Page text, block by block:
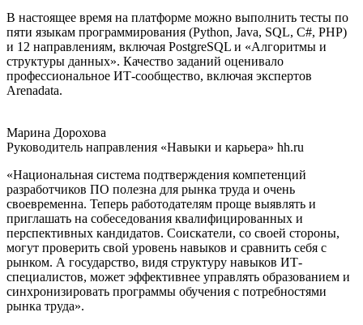
В настоящее время на платформе можно выполнить тесты по
пяти языкам программирования (Python, Java, SQL, C#, PHP)
и 12 направлениям, включая PostgreSQL и «Алгоритмы и
структуры данных». Качество заданий оценивало
профессиональное ИТ-сообщество, включая экспертов
Arenadata.
Марина Дорохова
Руководитель направления «Навыки и карьера» hh.ru
«Национальная система подтверждения компетенций
разработчиков ПО полезна для рынка труда и очень
своевременна. Теперь работодателям проще выявлять и
приглашать на собеседования квалифицированных и
перспективных кандидатов. Соискатели, со своей стороны,
могут проверить свой уровень навыков и сравнить себя с
рынком. А государство, видя структуру навыков ИТ-
специалистов, может эффективнее управлять образованием и
синхронизировать программы обучения с потребностями
рынка труда».